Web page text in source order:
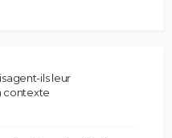
ils leur
contexte